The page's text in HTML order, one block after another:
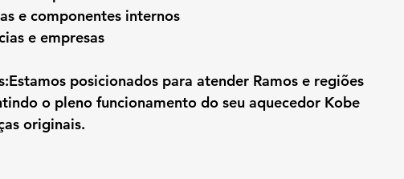
e componentes internos
e empresas
Estamos posicionados para atender Ramos e regiões
o pleno funcionamento do seu aquecedor Kobe
originais.